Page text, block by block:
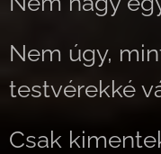
Nem úgy,
testvérekké
Csak